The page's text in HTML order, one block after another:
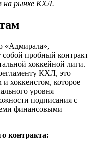
на рынке КХЛ.
«Адмирала»,
собой пробный контракт
хоккейной лиги.
КХЛ, это
хоккеистом, которое
уровня
подписания с
финансовыми
контракта: